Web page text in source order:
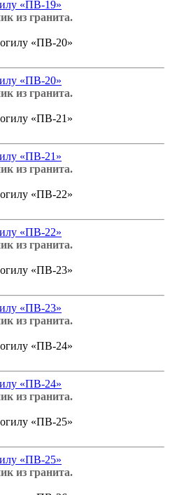
«ПВ-19»
из гранита.
«ПВ-20»
из гранита.
«ПВ-21»
из гранита.
«ПВ-22»
из гранита.
«ПВ-23»
из гранита.
«ПВ-24»
из гранита.
«ПВ-25»
из гранита.